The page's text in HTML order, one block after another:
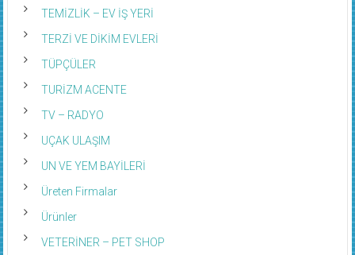
TEMİZLİK – EV İŞ YERİ
TERZİ VE DİKİM EVLERİ
TÜPÇÜLER
TURİZM ACENTE
TV – RADYO
UÇAK ULAŞIM
UN VE YEM BAYİLERİ
Üreten Firmalar
Ürünler
VETERİNER – PET SHOP